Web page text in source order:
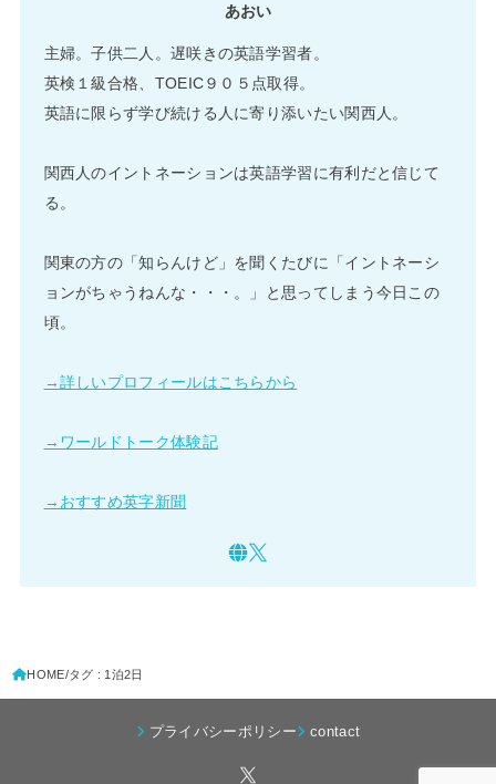
あおい
主婦。子供二人。遅咲きの英語学習者。
英検１級合格、TOEIC９０５点取得。
英語に限らず学び続ける人に寄り添いたい関西人。
関西人のイントネーションは英語学習に有利だと信じて
る。
関東の方の「知らんけど」を聞くたびに「イントネーシ
ョンがちゃうねんな・・・。」と思ってしまう今日この
頃。
→詳しいプロフィールはこちらから
→ワールドトーク体験記
→おすすめ英字新聞
HOME タグ : 1泊2日
プライバシーポリシー contact